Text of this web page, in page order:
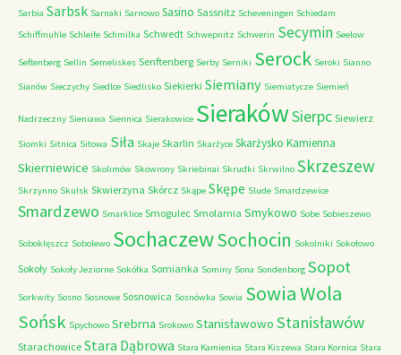
Sarbia Sarbsk Sarnaki Sarnowo Sasino Sassnitz Scheveningen Schiedam
Schiffmuhle Schleife Schmilka Schwedt Schwepnitz Schwerin Secymin Seelow
Seftenberg Sellin Semeliskes Senftenberg Serby Serniki Serock Seroki Sianno
Sianów Sieczychy Siedlce Siedlisko Siekierki Siemiany Siemiatycze Siemień
Nadrzeczny Sieniawa Siennica Sierakowice SierakówSierpc Siewierz
Siomki Sitnica Sitowa Siła Skaje Skarlin Skarżyce Skarżysko Kamienna
Skierniewice Skolimów Skowrony Skriebinai Skrudki Skrwilno Skrzeszew
Skrzynno Skulsk Skwierzyna Skórcz Skąpe Skępe Slude Smardzewice
Smardzewo Smarklice Smogulec Smolarnia Smykowo Sobe Sobieszewo
Soboklęszcz Sobolewo SochaczewSochocin Sokolniki Sokołowo
Sokoły Sokoły Jeziorne Sokółka Somianka Sominy Sona Sondenborg Sopot
Sorkwity Sosno Sosnowe Sosnowica Sosnówka Sowia Sowia Wola
Sońsk Spychowo Srebrna Srokowo Stanisławowo Stanisławów
Starachowice Stara Dąbrowa Stara Kamienica Stara Kiszewa Stara Kornica Stara